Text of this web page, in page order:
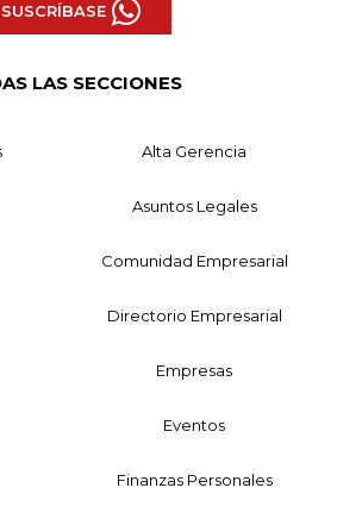
SUSCRÍBASE
LAS SECCIONES
Alta Gerencia
Asuntos Legales
Comunidad Empresarial
Directorio Empresarial
Empresas
Eventos
Finanzas Personales